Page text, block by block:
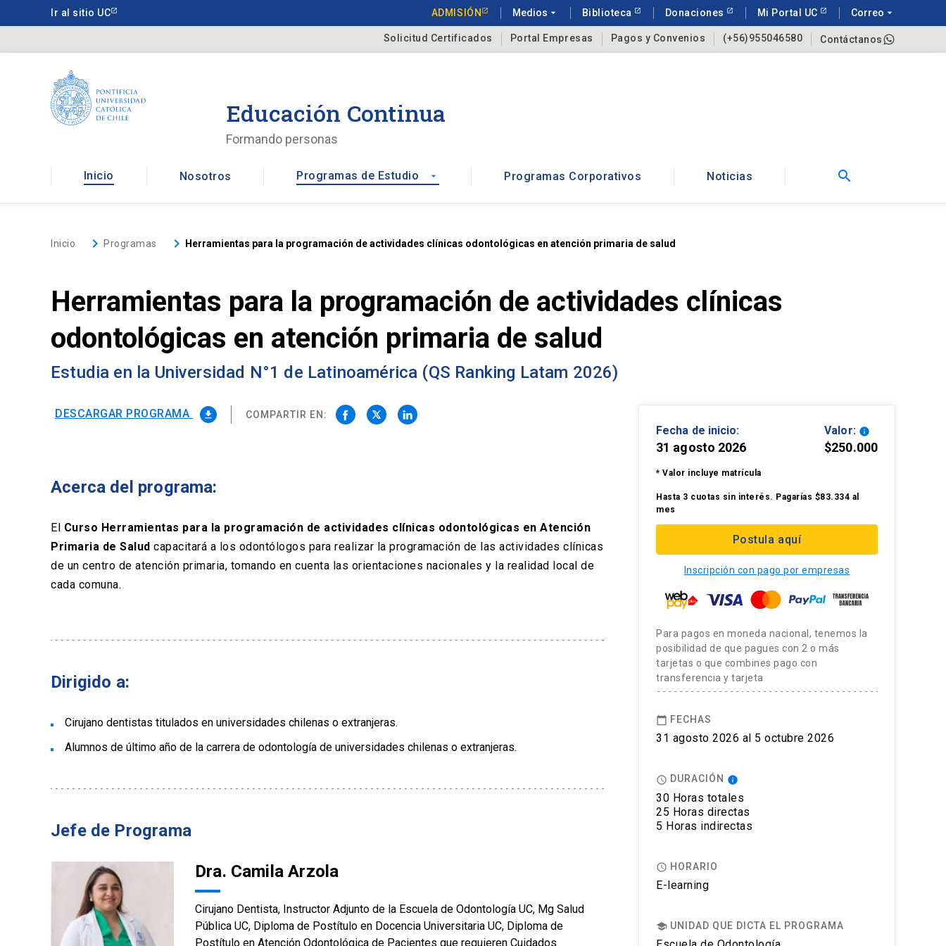
a
Ir al sitio UC ADMISIÓN Medios arrow_drop_down Biblioteca Donaciones Mi Portal UC Correo arrow_drop_down
Solicitud Certificados Portal Empresas Pagos y Convenios (+56)955046580 Contáctanos
Educación Continua
Formando personas
Inicio Nosotros Programas de Estudio arrow_drop_down Programas Corporativos Noticias search
Inicio keyboard_arrow_rightProgramas keyboard_arrow_right Herramientas para la programación de actividades clínicas odontológicas en atención primaria de salud
Herramientas para la programación de actividades clínicas
odontológicas en atención primaria de salud
Estudia en la Universidad N°1 de Latinoamérica (QS Ranking Latam 2026)
DESCARGAR PROGRAMA file_download COMPARTIR EN:
Acerca del programa:
El Curso Herramientas para la programación de actividades clínicas odontológicas en Atención
Primaria de Salud capacitará a los odontólogos para realizar la programación de las actividades clínicas
de un centro de atención primaria, tomando en cuenta las orientaciones nacionales y la realidad local de
cada comuna.
Dirigido a:
Cirujano dentistas titulados en universidades chilenas o extranjeras.
Alumnos de último año de la carrera de odontología de universidades chilenas o extranjeras.
Jefe de Programa
Dra. Camila Arzola
Cirujano Dentista, Instructor Adjunto de la Escuela de Odontología UC, Mg Salud
Pública UC, Diploma de Postítulo en Docencia Universitaria UC, Diploma de
Postítulo en Atención Odontológica de Pacientes que requieren Cuidados
Fecha de inicio:
31 agosto 2026
Valor: info
$250.000
* Valor incluye matrícula
Hasta 3 cuotas sin interés. Pagarías $83.334 al
mes
Postula aquí
Inscripción con pago por empresas
Para pagos en moneda nacional, tenemos la
posibilidad de que pagues con 2 o más
tarjetas o que combines pago con
transferencia y tarjeta
calendar_today FECHAS
31 agosto 2026 al 5 octubre 2026
access_time DURACIÓN info
30 Horas totales
25 Horas directas
5 Horas indirectas
access_time HORARIO
E-learning
school UNIDAD QUE DICTA EL PROGRAMA